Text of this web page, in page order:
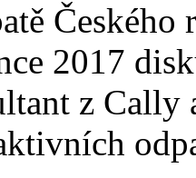
2017
z Cally